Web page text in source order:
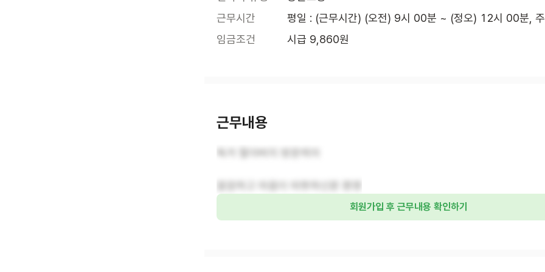
근무시간
평일 : (근무시간) (오전) 9시 00분 ~ (정오) 12시 00분,
임금조건
시급 9,860원
근무내용
회원가입 후 근무내용 확인하기